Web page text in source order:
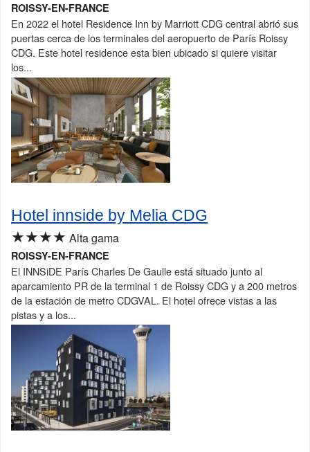
ROISSY-EN-FRANCE
En 2022 el hotel Residence Inn by Marriott CDG central abrió sus
puertas cerca de los terminales del aeropuerto de París Roissy
CDG. Este hotel residence esta bien ubicado si quiere visitar
los...
Hotel innside by Melia CDG
★★★★ Alta gama
ROISSY-EN-FRANCE
El INNSiDE París Charles De Gaulle está situado junto al
aparcamiento PR de la terminal 1 de Roissy CDG y a 200 metros
de la estación de metro CDGVAL. El hotel ofrece vistas a las
pistas y a los...